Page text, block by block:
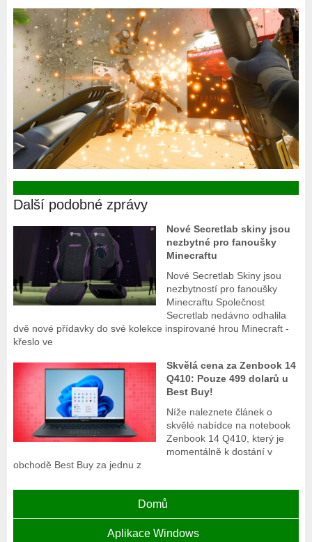
Další podobné zprávy
Nové Secretlab skiny jsou
nezbytné pro fanoušky
Minecraftu
Nové Secretlab Skiny jsou
nezbytností pro fanoušky
Minecraftu Společnost
Secretlab nedávno odhalila
dvě nové přídavky do své kolekce inspirované hrou Minecraft -
křeslo ve
Skvělá cena za Zenbook 14
Q410: Pouze 499 dolarů u
Best Buy!
Níže naleznete článek o
skvělé nabídce na notebook
Zenbook 14 Q410, který je
momentálně k dostání v
obchodě Best Buy za jednu z
Domů
Aplikace Windows